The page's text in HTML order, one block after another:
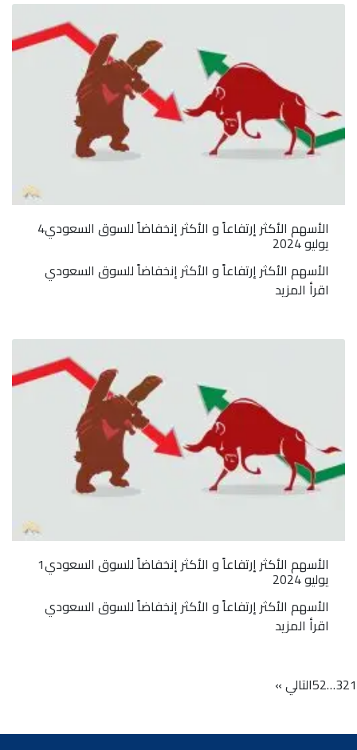
الأسهم الأكثر إرتفاعاً و الأكثر إنخفاضاً للسوق السعودي4
يوليو 2024
الأسهم الأكثر إرتفاعاً و الأكثر إنخفاضاً للسوق السعودي
اقرأ المزيد
الأسهم الأكثر إرتفاعاً و الأكثر إنخفاضاً للسوق السعودي1
يوليو 2024
الأسهم الأكثر إرتفاعاً و الأكثر إنخفاضاً للسوق السعودي
اقرأ المزيد
1
2
3
…
52التالي »